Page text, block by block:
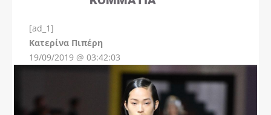
[ad_1]
Kατερίνα Πιπέρη
19/09/2019 @ 03:42:03